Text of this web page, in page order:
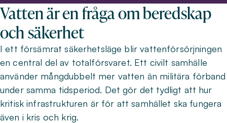
Vatten är en fråga om beredskap
och säkerhet
I ett försämrat säkerhetsläge blir vattenförsörjningen
en central del av totalförsvaret. Ett civilt samhälle
använder mångdubbelt mer vatten än militära förband
under samma tidsperiod. Det gör det tydligt att hur
kritisk infrastrukturen är för att samhället ska fungera
även i kris och krig.